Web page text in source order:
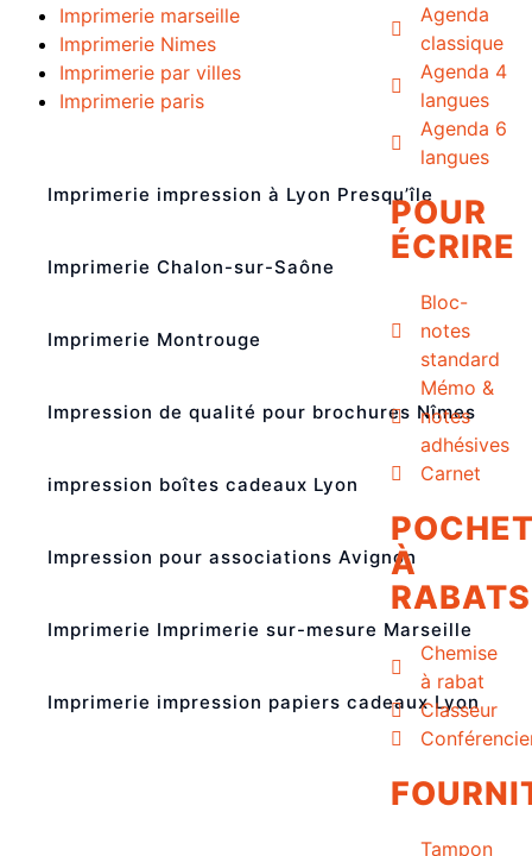
Agenda
classique
Agenda 4
langues
Agenda 6
langues
POUR
ÉCRIRE
Bloc-
notes
standard
Mémo &
notes
adhésives
Carnet
À
RABATS
Chemise
à rabat
Classeur
Tampon
Imprimerie marseille
Imprimerie Nimes
Imprimerie par villes
Imprimerie paris
Imprimerie impression à Lyon Presqu’île
Imprimerie Chalon-sur-Saône
Imprimerie Montrouge
Impression de qualité pour brochures Nîmes
impression boîtes cadeaux Lyon
Impression pour associations Avignon
Imprimerie Imprimerie sur-mesure Marseille
Imprimerie impression papiers cadeaux Lyon